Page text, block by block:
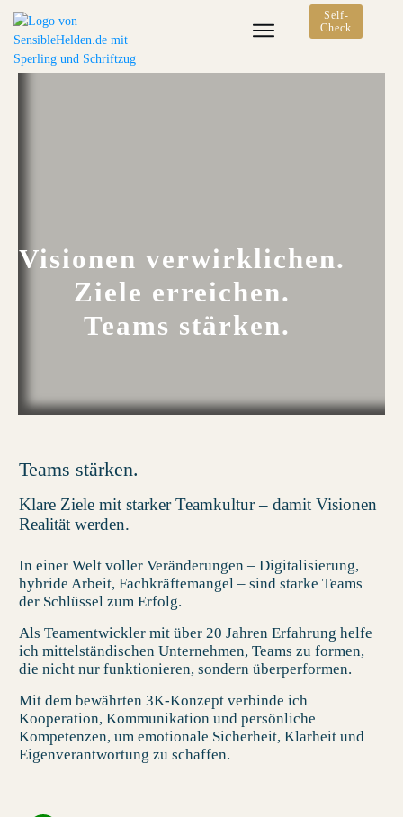
Self-
Check
Visionen verwirklichen.
Ziele erreichen.
Teams stärken.
Teams stärken.
Klare Ziele mit starker Teamkultur – damit Visionen
Realität werden.
In einer Welt voller Veränderungen – Digitalisierung,
hybride Arbeit, Fachkräftemangel – sind starke Teams
der Schlüssel zum Erfolg.
Als Teamentwickler mit über 20 Jahren Erfahrung helfe
ich mittelständischen Unternehmen, Teams zu formen,
die nicht nur funktionieren, sondern überperformen.
Mit dem bewährten 3K-Konzept verbinde ich
Kooperation, Kommunikation und persönliche
Kompetenzen, um emotionale Sicherheit, Klarheit und
Eigenverantwortung zu schaffen.